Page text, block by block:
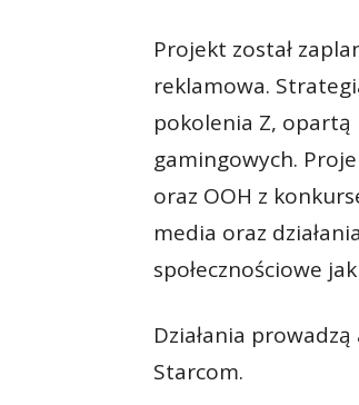
Projekt został
reklamowa.
pokolenia Z,
gamingowych.
oraz OOH z
media oraz
społecznościowe
Działania
Starcom.